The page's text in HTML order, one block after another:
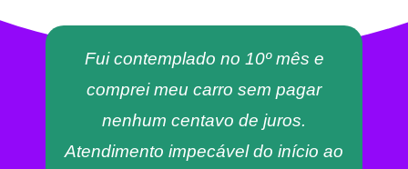
Fui contemplado no 10º mês e
comprei meu carro sem pagar
nenhum centavo de juros.
Atendimento impecável do início ao